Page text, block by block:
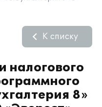
налогового
8»
К списку